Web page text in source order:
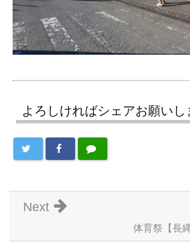
よろしければシェアお願いし
体育祭【長
Next